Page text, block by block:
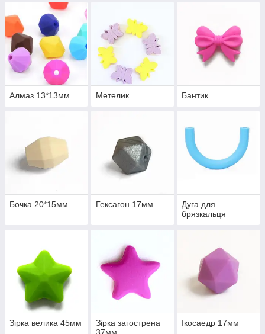
Алмаз 13*13мм Метелик Бантик
Бочка 20*15мм Гексагон 17мм
Дуга для
брязкальця
Зірка велика 45мм
Зірка загострена
Ікосаедр 17мм